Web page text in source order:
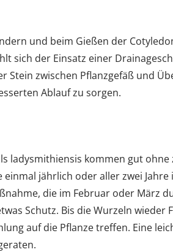
und beim Gießen der
sich der Einsatz einer
Stein zwischen Pflanzgefäß und
Ablauf zu sorgen.
ladysmithiensis kommen gut ohne
jährlich oder aller zwei
die im Februar oder März
Schutz. Bis die Wurzeln wieder
auf die Pflanze treffen. Eine